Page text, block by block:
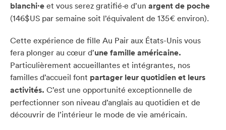
blanchi·e et vous serez gratifié·e d’un argent de poche
(146$US par semaine soit l’équivalent de 135€ environ).
Cette expérience de fille Au Pair aux États-Unis vous
fera plonger au cœur d’une famille américaine.
Particulièrement accueillantes et intégrantes, nos
familles d’accueil font partager leur quotidien et leurs
activités. C’est une opportunité exceptionnelle de
perfectionner son niveau d’anglais au quotidien et de
découvrir de l’intérieur le mode de vie américain.